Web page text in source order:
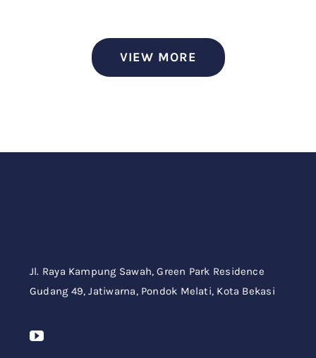
VIEW MORE
Jl. Raya Kampung Sawah,Green Park Residence
Gudang 49,Jatiwarna, Pondok Melati, Kota Bekasi